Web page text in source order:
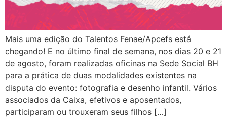
Mais uma edição do Talentos Fenae/Apcefs está
chegando! E no último final de semana, nos dias 20 e 21
de agosto, foram realizadas oficinas na Sede Social BH
para a prática de duas modalidades existentes na
disputa do evento: fotografia e desenho infantil. Vários
associados da Caixa, efetivos e aposentados,
participaram ou trouxeram seus filhos […]